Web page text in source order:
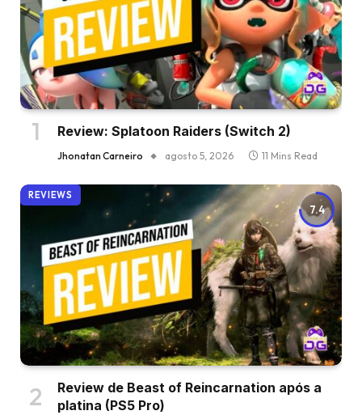
Review: Splatoon Raiders (Switch 2)
Jhonatan Carneiro agosto 5, 2026 11 Mins Read
7.4
REVIEWS
Review de Beast of Reincarnation após a
platina (PS5 Pro)